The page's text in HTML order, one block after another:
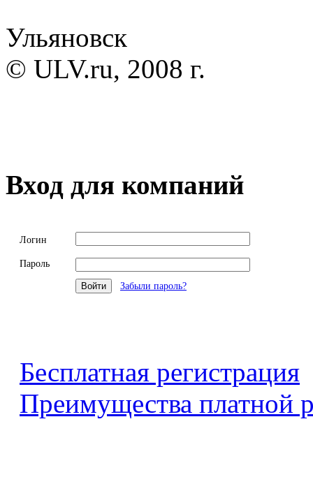
Ульяновск
© ULV.ru, 2008 г.
Вход для компаний
Логин
Пароль
Забыли пароль?
Бесплатная регистрация
Преимущества платной